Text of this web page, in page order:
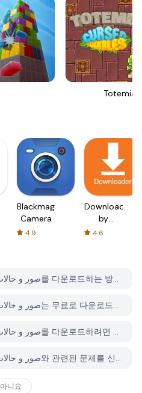
Totemia
Blackmagic
Camera
4.9
Downloader
by
AFTVnews
4.6
PGYER APK HUB에서 صور و حالات 2025를 다운로드하는 방법은 무엇인가요?
PGYER APK HUB에서 صور و حالات 2025는 무료로 다운로드할 수 있나요?
PGYER APK HUB에서 صور و حالات 2025를 다운로드하려면 계정이 필요한가요?
PGYER APK HUB에서 صور و حالات 2025와 관련된 문제를 신고하는 방법은 무엇인가요?
아니요